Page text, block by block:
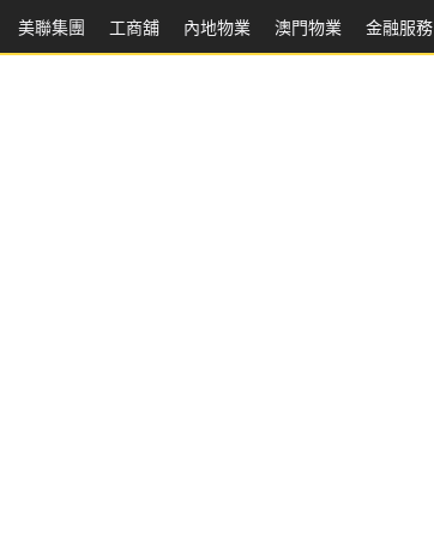
美聯集團 工商舖 內地物業 澳門物業 金融服務